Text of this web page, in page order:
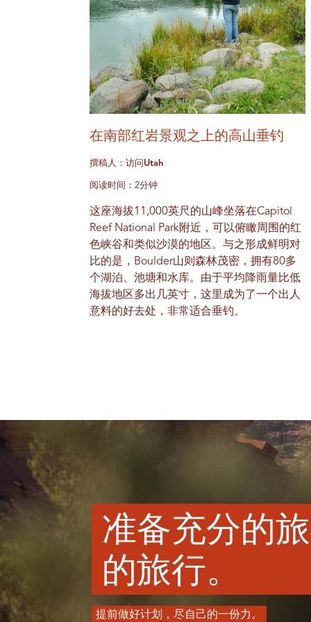
在南部红岩景观之上的高山垂钓
撰稿人：访问Utah
阅读时间：2分钟
这座海拔11,000英尺的山峰坐落在Capitol
Reef National Park附近，可以俯瞰周围的红
色峡谷和类似沙漠的地区。与之形成鲜明对
比的是，Boulder山则森林茂密，拥有80多
个湖泊、池塘和水库。由于平均降雨量比低
海拔地区多出几英寸，这里成为了一个出人
意料的好去处，非常适合垂钓。
准备充分的
的旅行。
提前做好计划，尽自己的一份力。